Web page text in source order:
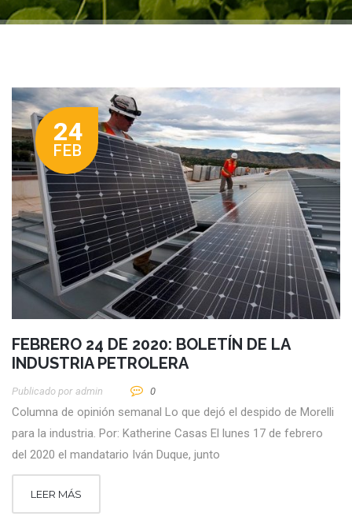
24
FEB
FEBRERO 24 DE 2020: BOLETÍN DE LA
INDUSTRIA PETROLERA
Publicado por Admin 0
Columna de opinión semanal Lo que dejó el despido de Morelli
para la industria. Por: Katherine Casas El lunes 17 de febrero
del 2020 el mandatario Iván Duque, junto
LEER MÁS